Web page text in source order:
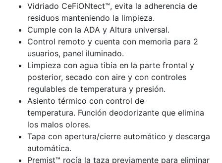
Vidriado CeFiONtect™, evita la adherencia de
residuos manteniendo la limpieza.
Cumple con la ADA y Altura universal.
Control remoto y cuenta con memoria para 2
usuarios, panel iluminado.
Limpieza con agua tibia en la parte frontal y
posterior, secado con aire y con controles
regulables de temperatura y presión.
Asiento térmico con control de
temperatura. Función deodorizante que elimina
los malos olores.
Tapa con apertura/cierre automático y descarga
automática.
Premist™ rocía la taza previamente para eliminar